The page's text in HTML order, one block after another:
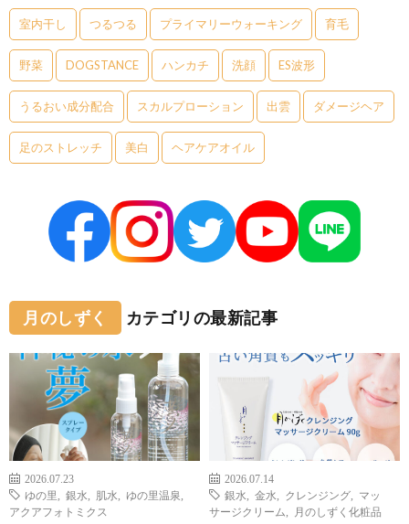
室内干し つるつる プライマリーウォーキング 育毛
野菜 DOGSTANCE ハンカチ 洗顔 ES波形
うるおい成分配合 スカルプローション 出雲 ダメージヘア
足のストレッチ 美白 ヘアケアオイル
月のしずく カテゴリの最新記事
2026.07.23
ゆの里
銀水 肌水 ゆの里温泉
アクアフォトミクス
2026.07.14
銀水
金水 クレンジング
マッ
サージクリーム
月のしずく化粧品